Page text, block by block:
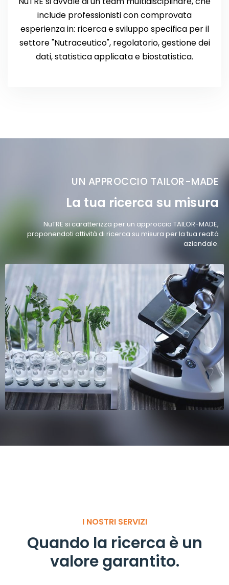
include professionisti con comprovata
esperienza in: ricerca e sviluppo specifica per il
settore "Nutraceutico", regolatorio, gestione dei
dati, statistica applicata e biostatistica.
UN APPROCCIO TAILOR-MADE
La tua ricerca su misura
NuTRE si caratterizza per un approccio TAILOR-MADE,
proponendoti attività di ricerca su misura per la tua realtà
aziendale.
I NOSTRI SERVIZI
Quando la ricerca è un
valore garantito.